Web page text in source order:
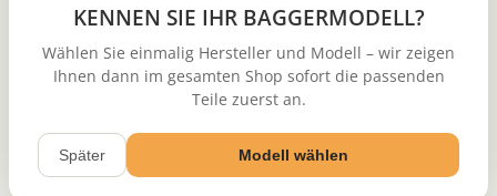
KENNEN SIE IHR BAGGERMODELL?
Wählen Sie einmalig Hersteller und Modell – wir zeigen
Ihnen dann im gesamten Shop sofort die passenden
Teile zuerst an.
Später Modell wählen